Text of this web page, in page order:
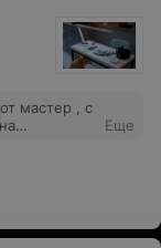
не
мастер , с
Еще